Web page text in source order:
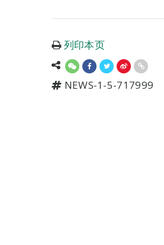
列印本页
NEWS-1-5-717999